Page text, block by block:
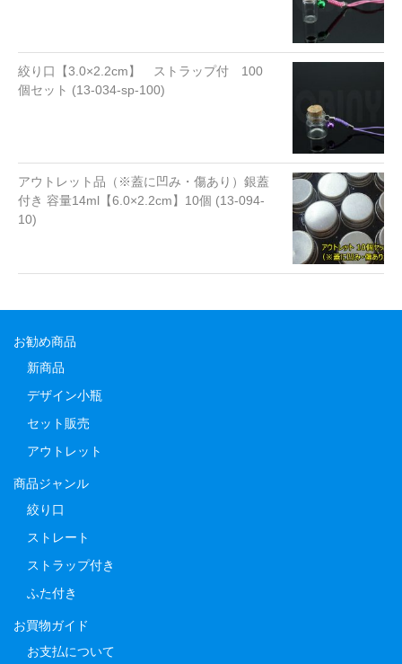
絞り口【3.0×2.2cm】 ストラップ付 100
個セット (13-034-sp-100)
アウトレット品（※蓋に凹み・傷あり）銀蓋
付き 容量14ml【6.0×2.2cm】10個 (13-094-
10)
お勧め商品
新商品
デザイン小瓶
セット販売
アウトレット
商品ジャンル
絞り口
ストレート
ストラップ付き
ふた付き
お買物ガイド
お支払について